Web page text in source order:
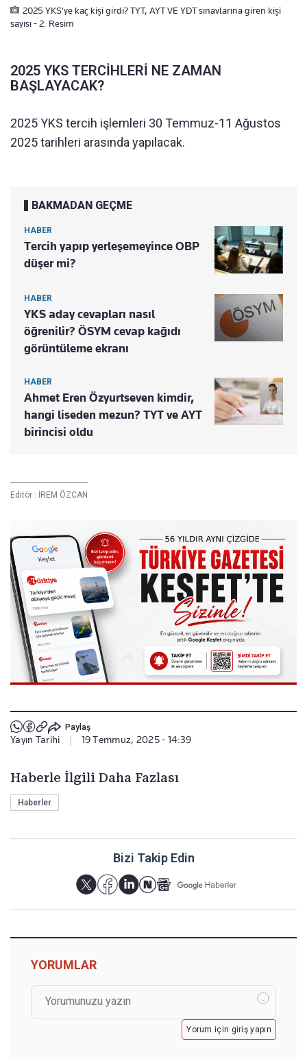
2025 YKS'ye kaç kişi girdi? TYT, AYT VE YDT sınavlarına giren kişi
sayısı - 2. Resim
2025 YKS TERCİHLERİ NE ZAMAN
BAŞLAYACAK?
2025 YKS tercih işlemleri 30 Temmuz-11 Ağustos
2025 tarihleri arasında yapılacak.
BAKMADAN GEÇME
HABER
Tercih yapıp yerleşemeyince OBP
düşer mi?
HABER
YKS aday cevapları nasıl
öğrenilir? ÖSYM cevap kağıdı
görüntüleme ekranı
HABER
Ahmet Eren Özyurtseven kimdir,
hangi liseden mezun? TYT ve AYT
birincisi oldu
Editör : İREM ÖZCAN
Paylaş
Yayın Tarihi 19 Temmuz, 2025 - 14:39
Haberle İlgili Daha Fazlası
Haberler
Bizi Takip Edin
YORUMLAR
Yorum için giriş yapın